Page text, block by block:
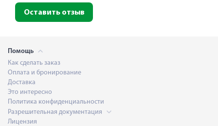
Оставить отзыв
Помощь
Как сделать заказ
Оплата и бронирование
Доставка
Это интересно
Политика конфиденциальности
Разрешительная документация
Лицензия